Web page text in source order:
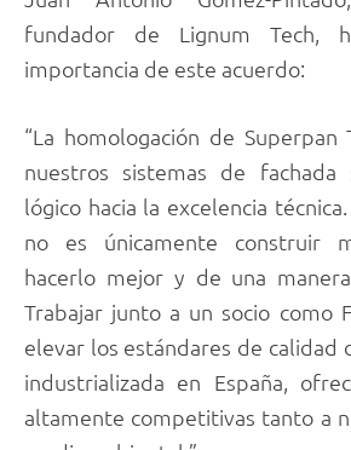
fundador de Lignum Tech,
importancia de este acuerdo:
“La homologación de Superpan
nuestros sistemas de fachada
lógico hacia la excelencia
no es únicamente construir
hacerlo mejor y de una
Trabajar junto a un socio como
elevar los estándares de calidad
industrializada en España,
altamente competitivas tanto a